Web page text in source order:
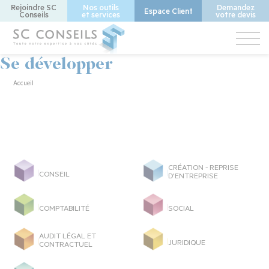
Aller
au
contenu
principal
Rejoindre SC
Conseils
Nos outils
et services Espace Client Demandez
votre devis
Se développer
Fil
Accueil
CONSEIL
CRÉATION - REPRISE
D'ENTREPRISE
COMPTABILITÉ SOCIAL
AUDIT LÉGAL ET
CONTRACTUEL
JURIDIQUE